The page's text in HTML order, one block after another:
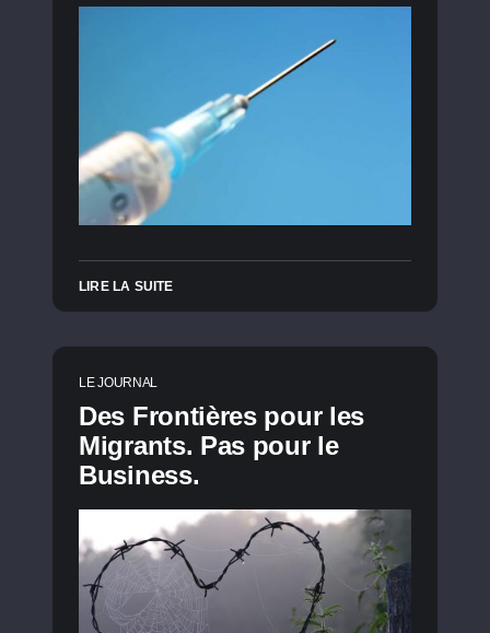
LIRE LA SUITE
LE JOURNAL
Des Frontières pour les
Migrants. Pas pour le
Business.